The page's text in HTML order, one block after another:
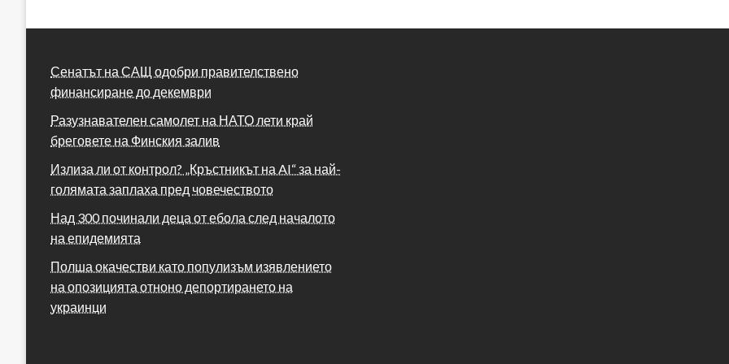
Сенатът на САЩ одобри правителствено
финансиране до декември
Разузнавателен самолет на НАТО лети край
бреговете на Финския залив
Излиза ли от контрол? „Кръстникът на AI“ за най-
голямата заплаха пред човечеството
Над 300 починали деца от ебола след началото
на епидемията
Полша окачестви като популизъм изявлението
на опозицията отноно депортирането на
украинци